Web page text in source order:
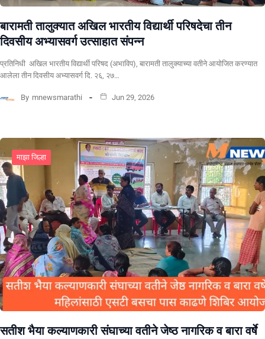
बारामती तालुक्यात अखिल भारतीय विद्यार्थी परिषदेचा तीन
दिवसीय अभ्यासवर्ग उत्साहात संपन्न
प्रतिनिधी अखिल भारतीय विद्यार्थी परिषद (अभाविप), बारामती तालुक्याच्या वतीने आयोजित करण्यात
आलेला तीन दिवसीय अभ्यासवर्ग दि. २६, २७…
By mnewsmarathi Jun 29, 2026
माझा जिल्हा
सतीश भैया कल्याणकारी संघाच्या वतीने जेष्ठ नागरिक व बारा वर्षे